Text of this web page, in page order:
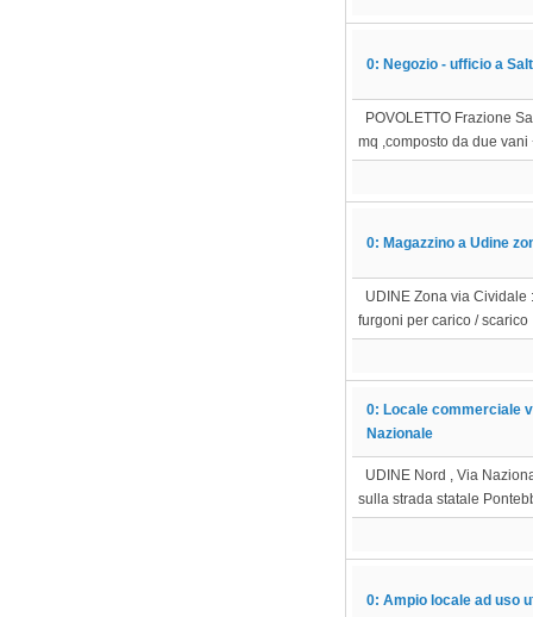
0: Negozio - ufficio a
POVOLETTO Frazione
mq ,composto da due vani
0: Magazzino a Udine
UDINE Zona via Cividale
furgoni per carico /
0: Locale commerciale
Nazionale
UDINE Nord , Via
sulla strada statale
0: Ampio locale ad uso